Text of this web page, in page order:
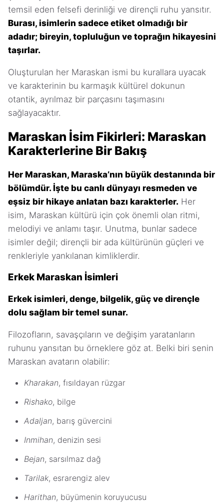
temsil eden felsefi derinliği ve dirençli ruhu yansıtır.
Burası, isimlerin sadece etiket olmadığı bir
adadır; bireyin, topluluğun ve toprağın hikayesini
taşırlar.
Oluşturulan her Maraskan ismi bu kurallara uyacak
ve karakterinin bu karmaşık kültürel dokunun
otantik, ayrılmaz bir parçasını taşımasını
sağlayacaktır.
Maraskan İsim Fikirleri: Maraskan
Karakterlerine Bir Bakış
Her Maraskan, Maraska’nın büyük destanında bir
bölümdür. İşte bu canlı dünyayı resmeden ve
eşsiz bir hikaye anlatan bazı karakterler. Her
isim, Maraskan kültürü için çok önemli olan ritmi,
melodiyi ve anlamı taşır. Unutma, bunlar sadece
isimler değil; dirençli bir ada kültürünün güçleri ve
renkleriyle yankılanan kimliklerdir.
Erkek Maraskan İsimleri
Erkek isimleri, denge, bilgelik, güç ve dirençle
dolu sağlam bir temel sunar.
Filozofların, savaşçıların ve değişim yaratanların
ruhunu yansıtan bu örneklere göz at. Belki biri senin
Maraskan avatarın olabilir:
Kharakan, fısıldayan rüzgar
Rishako, bilge
Adaljan, barış güvercini
Inmihan, denizin sesi
Bejan, sarsılmaz dağ
Tarilak, esrarengiz alev
Harithan, büyümenin koruyucusu